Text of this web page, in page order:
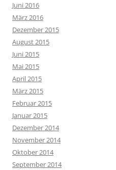
Juni 2016
März 2016
Dezember 2015
August 2015
Juni 2015
Mai 2015
April 2015
März 2015
Februar 2015
Januar 2015
Dezember 2014
November 2014
Oktober 2014
September 2014